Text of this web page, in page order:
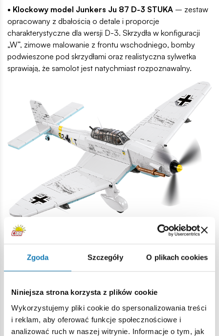
Zgoda Szczegóły O plikach cookies
Niniejsza strona korzysta z plików cookie
Wykorzystujemy pliki cookie do spersonalizowania treści
i reklam, aby oferować funkcje społecznościowe i
analizować ruch w naszej witrynie. Informacje o tym, jak
• Klockowy model Junkers Ju 87 D-3 STUKA – zestaw
opracowany z dbałością o detale i proporcje
charakterystyczne dla wersji D-3. Skrzydła w konfiguracji
„W”, zimowe malowanie z frontu wschodniego, bomby
podwieszone pod skrzydłami oraz realistyczna sylwetka
sprawiają, że samolot jest natychmiast rozpoznawalny.
• 556 elementów
– precyzyjnie wykonane klocki
zapewniają satysfakcjonującą i angażującą budowę,
oferując idealny balans między poziomem szczegółowości